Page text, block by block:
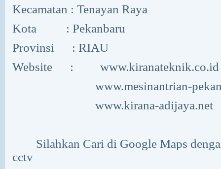
Kecamatan : Tenayan Raya
Kota
: Pekanbaru
Provinsi
: RIAU
Website
:
www.kiranateknik.co.id
www.mesinantrian-
www.kirana-adijaya.net
Silahkan Cari di Google Maps
cctv